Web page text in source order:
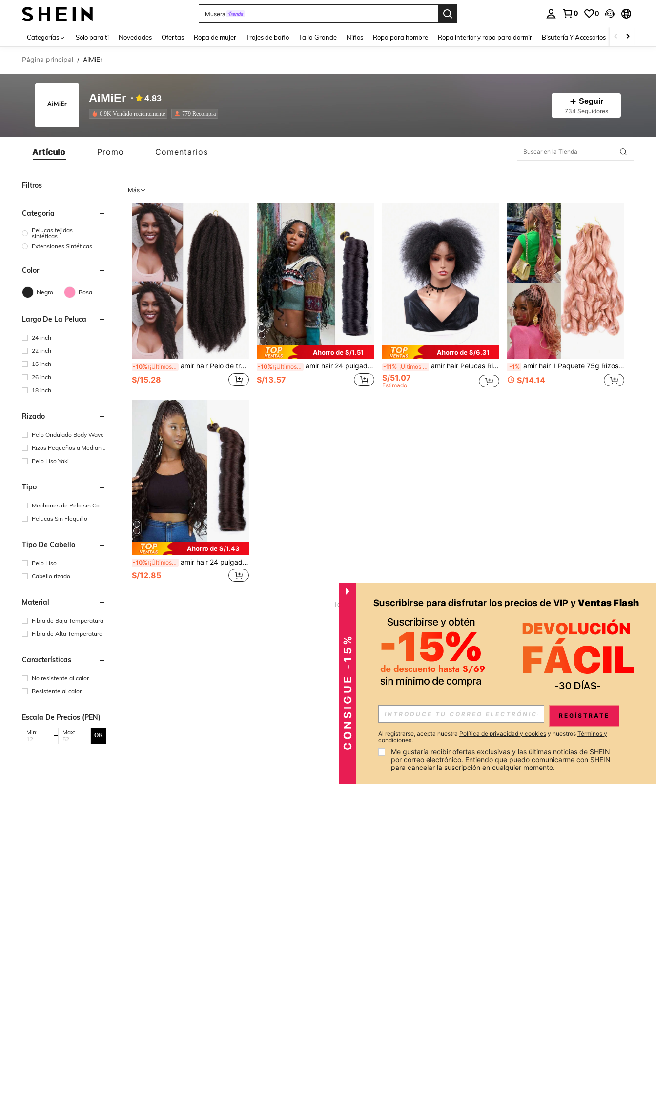
Musera
0 0
Categorías Solo para ti Novedades Ofertas Ropa de mujer Trajes de baño Talla Grande Niños Ropa para hombre Ropa interior y ropa para dormir Bisutería Y Accesorios Zapatos
Página principal / AiMiEr
AiMiEr 4.83
6.9K Vendido recientemente 779 Recompra
Seguir
734 Seguidores
Artículo Promo Comentarios
Filtros
Categoría
Pelucas tejidas
sintéticas
Extensiones Sintéticas
Color
Negro Rosa
Largo De La Peluca
24 inch
22 inch
16 inch
26 inch
18 inch
Rizado
Pelo Ondulado Body Wave
Rizos Pequeños a Mediano
Pelo Liso Yaki
Tipo
Mechones de Pelo sin Cost
Pelucas Sin Flequillo
Tipo De Cabello
Pelo Liso
Cabello rizado
Material
Fibra de Baja Temperatura
Fibra de Alta Temperatura
Características
No resistente al calor
Resistente al calor
Escala De Precios (PEN)
Min: Max: OK
Más
-10% ¡Últimos 3 días amir hair Pelo de trenzado Marley Twist 18 pulgadas, cabello largo retorcido, trenza Afro rizada y retorcida al crochet, extensiones de cabello sintético Marley
S/15.28
Ahorro de S/1.51
-10% ¡Últimos 3 días amir hair 24 pulgadas Cabello trenzado de crochet francés rizado, rizos espirales ondulados y esponjosos, adecuado para pelucas sintéticas y extensiones de cabello, 1 pieza/75g
S/13.57
Ahorro de S/6.31
-11% ¡Últimos 3 días amir hair Pelucas Rizadas Para Mujeres Pelucas Rubias Cortas Pelucas Negras Bob Cosplay
S/51.07
Estimado
-1% amir hair 1 Paquete 75g Rizos Franceses Trenzas Suelto Ondulado Extensiones De Cabello Para Tejer Para Mujeres
S/14.14
Ahorro de S/1.43
-10% ¡Últimos 3 días amir hair 24 pulgadas Cabello trenzado de crochet con rizo francés, extensiones de cabello sintético rizado y ondulado, 1 pieza/75g
S/12.85
Total de 1 páginas 1
CONSIGUE -15% REGÍSTRATE
Al registrarse, acepta nuestra Política de privacidad y cookies y nuestros Términos y
condiciones.
Me gustaría recibir ofertas exclusivas y las últimas noticias de SHEIN
por correo electrónico. Entiendo que puedo comunicarme con SHEIN
para cancelar la suscripción en cualquier momento.